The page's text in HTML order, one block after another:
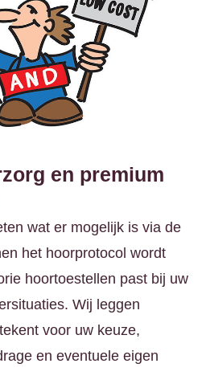
en premium
wat er mogelijk is via de
het hoorprotocol wordt
hoortoestellen past bij uw
Wij leggen
voor uw keuze,
en eventuele eigen